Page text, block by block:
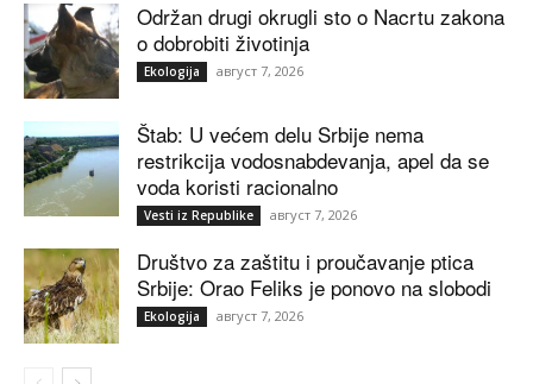
Održan drugi okrugli sto o Nacrtu zakona
o dobrobiti životinja
Ekologija август 7, 2026
Štab: U većem delu Srbije nema
restrikcija vodosnabdevanja, apel da se
voda koristi racionalno
Vesti iz Republike август 7, 2026
Društvo za zaštitu i proučavanje ptica
Srbije: Orao Feliks je ponovo na slobodi
Ekologija август 7, 2026